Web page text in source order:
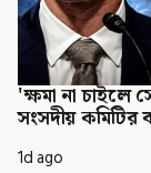
'ক্ষমা না চাইলে
সংসদীয় কমিটির
1d ago